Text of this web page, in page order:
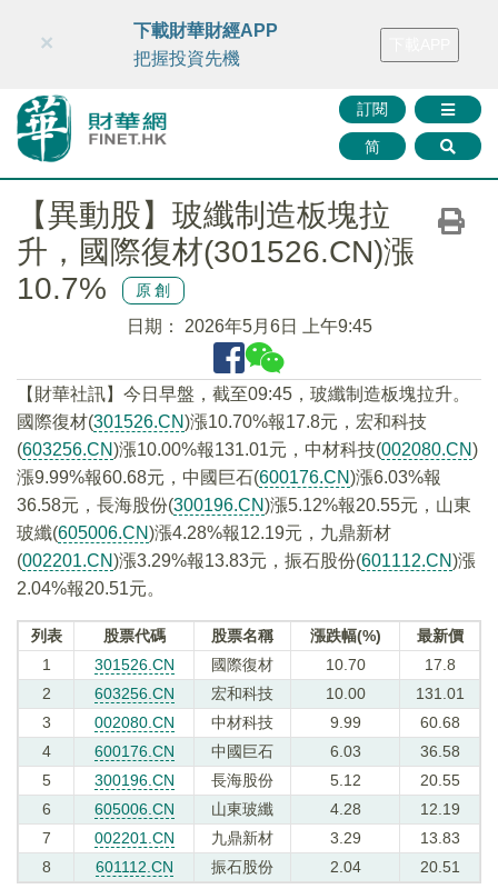
財華智庫網 FINTV FINMETA 財華證券 媒體矩陣
訂閱
简
×
下載財華財經APP
把握投資先機
【異動股】玻纖制造板塊拉
升，國際復材(301526.CN)漲
10.7%
原創
日期： 2026年5月6日 上午9:45
【財華社訊】今日早盤，截至09:45，玻纖制造板塊拉升。
國際復材(301526.CN)漲10.70%報17.8元，宏和科技
(603256.CN)漲10.00%報131.01元，中材科技(002080.CN)
漲9.99%報60.68元，中國巨石(600176.CN)漲6.03%報
36.58元，長海股份(300196.CN)漲5.12%報20.55元，山東
玻纖(605006.CN)漲4.28%報12.19元，九鼎新材
(002201.CN)漲3.29%報13.83元，振石股份(601112.CN)漲
2.04%報20.51元。
列表 股票代碼 股票名稱 漲跌幅(%)
最新價
1
301526.CN 國際復材 10.70
17.8
2
603256.CN 宏和科技 10.00
131.01
3
002080.CN 中材科技 9.99
60.68
4
600176.CN 中國巨石 6.03
36.58
5
300196.CN 長海股份 5.12
20.55
6
605006.CN 山東玻纖 4.28
12.19
7
002201.CN 九鼎新材 3.29
13.83
8
601112.CN 振石股份 2.04 20.51